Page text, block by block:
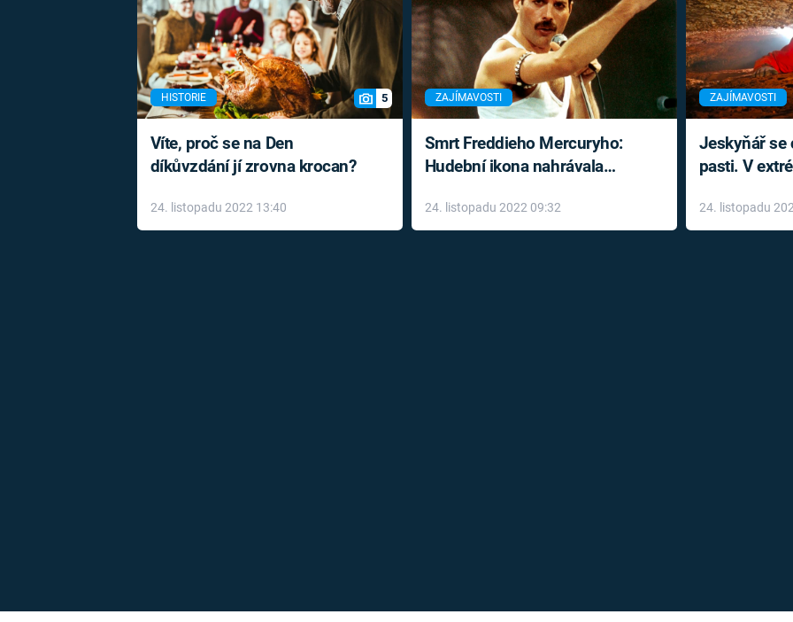
HISTORIE 5
Víte, proč se na Den
díkůvzdání jí zrovna krocan?
24. listopadu 2022 13:40
ZAJÍMAVOSTI
Smrt Freddieho Mercuryho:
Hudební ikona nahrávala
léky
24. listopadu 2022 09:32
ZAJÍMAVOSTI
Jeskyňář se
pasti. V
24. listopadu